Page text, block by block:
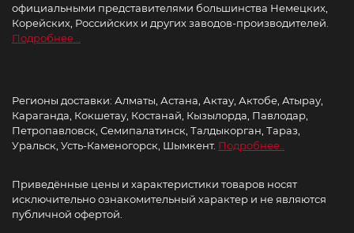
официальными представителями большинства Немецких,
Корейских, Российских и других заводов-производителей.
Подробнее...
Регионы доставки: Алматы, Астана, Актау, Актобе, Атырау,
Караганда, Кокшетау, Костанай, Кызылорда, Павлодар,
Петропавловск, Семипалатинск, Талдыкорган, Тараз,
Уральск, Усть-Каменогорск, Шымкент. Подробнее..
Приведённые цены и характеристики товаров носят
исключительно ознакомительный характер и не являются
публичной офертой.